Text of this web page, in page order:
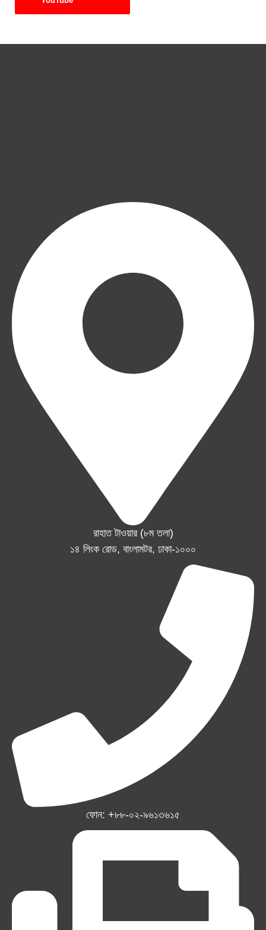
রাহাত টাওয়ার (৮ম তলা)
১৪ লিংক রোড, বাংলামটর, ঢাকা-১০০০
ফোন: +৮৮-০২-৯৬১৩৬১৫